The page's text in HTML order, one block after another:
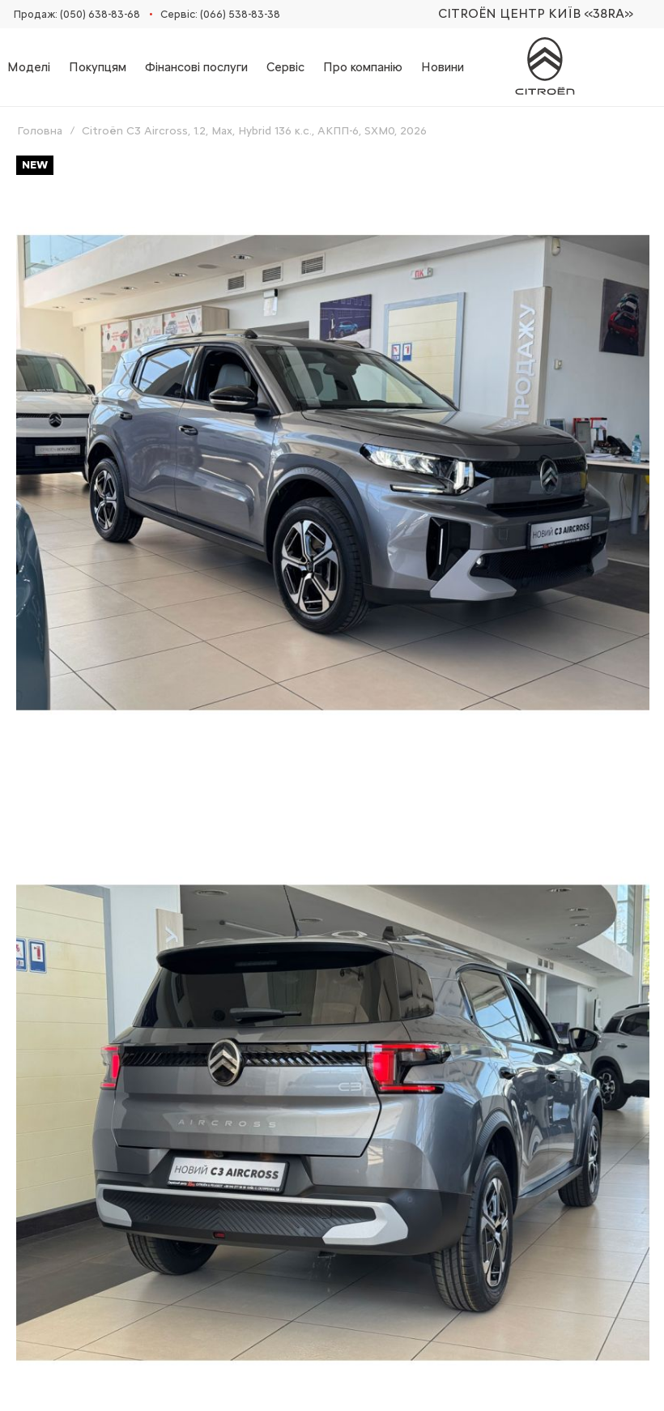
Продаж: (050) 638-83-68 • Сервіс: (066) 538-83-38 CITROËN ЦЕНТР КИЇВ «38RA»
Моделі Покупцям Фінансові послуги Сервіс Про компанію Новини
Головна Citroën C3 Aircross, 1.2, Max, Hybrid 136 к.с., АКПП-6, SXM0, 2026
Skip
to
the
images
gallery
NEW